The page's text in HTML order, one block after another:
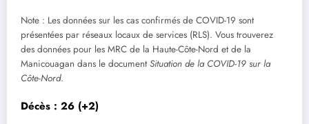
Note : Les données sur les cas confirmés de COVID-19 sont
présentées par réseaux locaux de services (RLS). Vous trouverez
des données pour les MRC de la Haute-Côte-Nord et de la
Manicouagan dans le documentSituation de la COVID-19 sur la
Côte-Nord.
Décès : 26 (+2)